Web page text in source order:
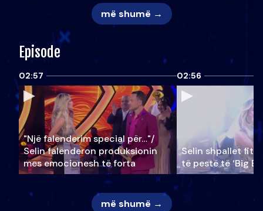
më shumë →
Episode
02:57
"Një falenderim special për…"/
Selin falënderon produksionin
mes emocionesh të forta
02:56
Selin shpallet
të pestë të ‘Big
më shumë →